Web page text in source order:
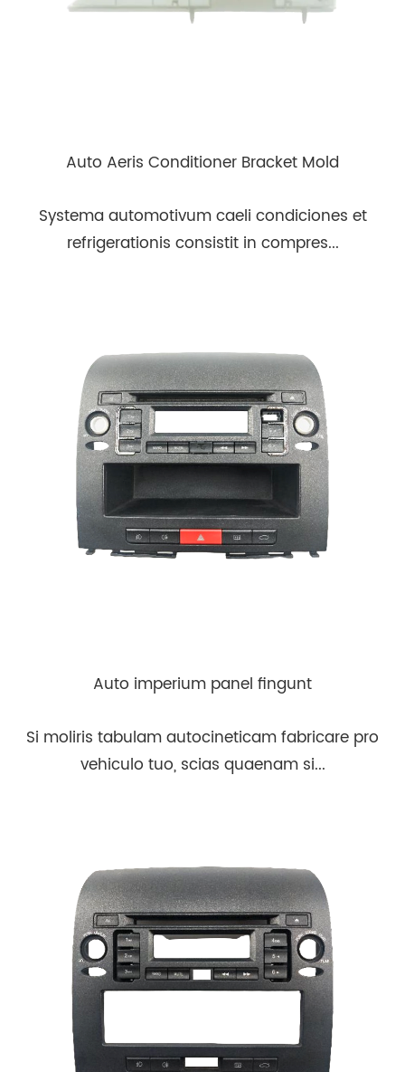
Auto Aeris Conditioner Bracket Mold
Systema automotivum caeli condiciones et
refrigerationis consistit in compres...
Auto imperium panel fingunt
Si moliris tabulam autocineticam fabricare pro
vehiculo tuo, scias quaenam si...